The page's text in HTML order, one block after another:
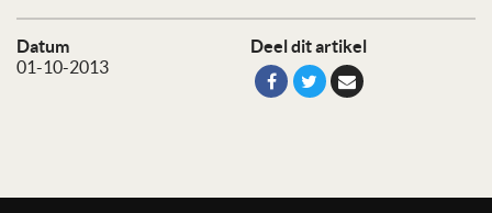
Datum
01-10-2013
Deel dit artikel